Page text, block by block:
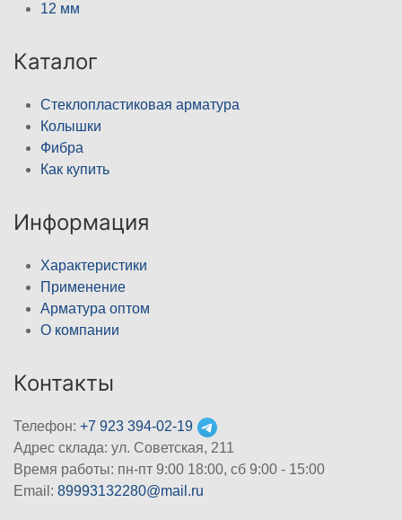
12 мм
Каталог
Стеклопластиковая арматура
Колышки
Фибра
Как купить
Информация
Характеристики
Применение
Арматура оптом
О компании
Контакты
Телефон: +7 923 394-02-19
Адрес склада: ул. Советская, 211
Время работы: пн-пт 9:00 18:00, сб 9:00 - 15:00
Email: 89993132280@mail.ru